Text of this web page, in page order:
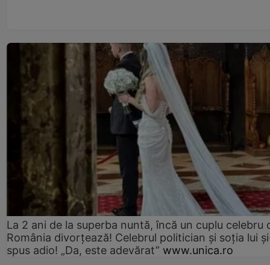
La 2 ani de la superba nuntă, încă un cuplu celebru
România divorțează! Celebrul politician și soția lui
spus adio! „Da, este adevărat” www.unica.ro